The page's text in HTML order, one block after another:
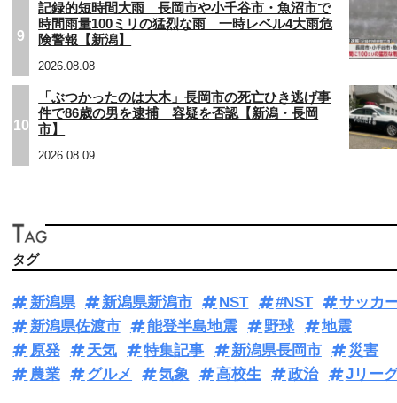
9
記録的短時間大雨 長岡市や小千谷市・魚沼市で
時間雨量100ミリの猛烈な雨 一時レベル4大雨危
険警報【新潟】
2026.08.08
10
「ぶつかったのは大木」長岡市の死亡ひき逃げ事
件で86歳の男を逮捕 容疑を否認【新潟・長岡
市】
2026.08.09
タグ
新潟県 新潟県新潟市 NST #NST
サッカ
新潟県佐渡市
能登半島地震 野球
地震
原発
天気 特集記事 新潟県長岡市
災害
農業
グルメ 気象 高校生 政治 Jリー